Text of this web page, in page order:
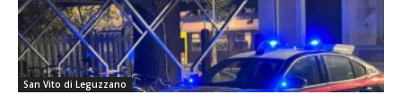
San Vito di Leguzzano